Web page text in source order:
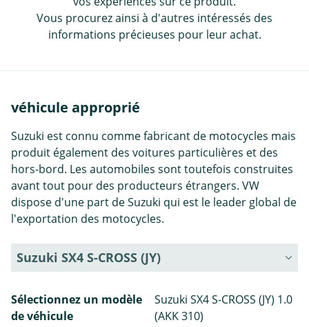
Vous procurez ainsi à d'autres intéressés des
informations précieuses pour leur achat.
véhicule approprié
Suzuki est connu comme fabricant de motocycles mais
produit également des voitures particulières et des
hors-bord. Les automobiles sont toutefois construites
avant tout pour des producteurs étrangers. VW
dispose d'une part de Suzuki qui est le leader global de
l'exportation des motocycles.
Suzuki SX4 S-CROSS (JY)
Sélectionnez un modèle
de véhicule
Suzuki SX4 S-CROSS (JY) 1.0
(AKK 310)